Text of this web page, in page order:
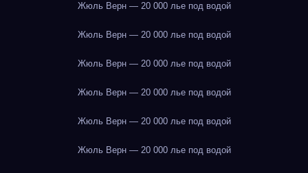
Жюль Верн — 20 000 лье под водой
Жюль Верн — 20 000 лье под водой
Жюль Верн — 20 000 лье под водой
Жюль Верн — 20 000 лье под водой
Жюль Верн — 20 000 лье под водой
Жюль Верн — 20 000 лье под водой